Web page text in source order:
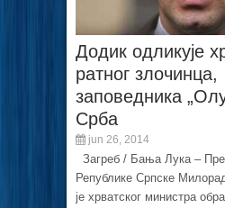
Додик одликује
ратног злочинца,
заповедника
Срба
jun 26, 2014
Загреб / Бања Лука –
Републике Српске
је хрватског министра